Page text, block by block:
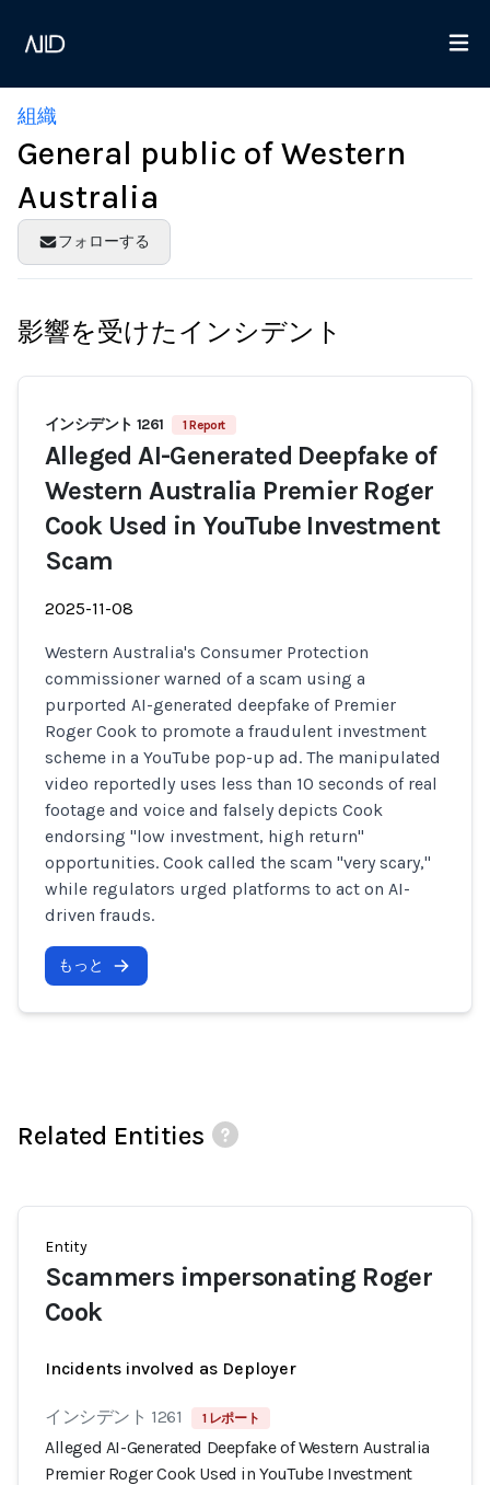
組織
General public of Western
Australia
フォローする
影響を受けたインシデント
インシデント 1261 1 Report
Alleged AI-Generated Deepfake of
Western Australia Premier Roger
Cook Used in YouTube Investment
Scam
2025-11-08
Western Australia's Consumer Protection
commissioner warned of a scam using a
purported AI-generated deepfake of Premier
Roger Cook to promote a fraudulent investment
scheme in a YouTube pop-up ad. The manipulated
video reportedly uses less than 10 seconds of real
footage and voice and falsely depicts Cook
endorsing "low investment, high return"
opportunities. Cook called the scam "very scary,"
while regulators urged platforms to act on AI-
driven frauds.
もっと
Related Entities
Entity
Scammers impersonating Roger
Cook
Incidents involved as Deployer
インシデント 1261 1 レポート
Alleged AI-Generated Deepfake of Western Australia
Premier Roger Cook Used in YouTube Investment